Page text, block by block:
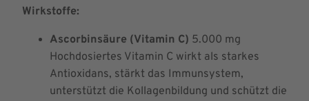
Wirkstoffe:
Ascorbinsäure (Vitamin C) 5.000 mg
Hochdosiertes Vitamin C wirkt als starkes
Antioxidans, stärkt das Immunsystem,
unterstützt die Kollagenbildung und schützt die